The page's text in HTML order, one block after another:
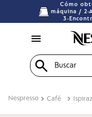
Cómo
máquina / 2-
3-
Buscar
Café